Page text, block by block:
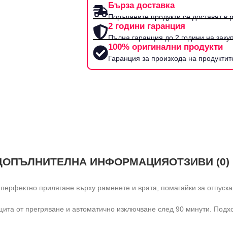
Бърза доставка
Поръчаните продукти се доставят в
2 години гаранция
Пълна гаранция до 2 години на
100% оригинални продукти
Гаранция за произхода на
ИНФОРМАЦИЯОТЗИВИ (0)
прилягане върху раменете и врата, помагайки за
от прегряване и автоматично изключване след 90 минути.